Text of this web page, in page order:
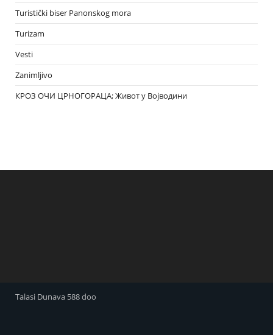
Turistički biser Panonskog mora
Turizam
Vesti
Zanimljivo
КРОЗ ОЧИ ЦРНОГОРАЦА; Живот у Војводини
Talasi Dunava 588 doo